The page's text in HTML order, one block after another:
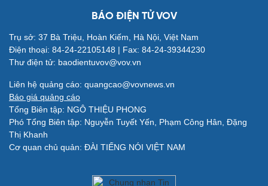
Âm nhạc
Giải trí
Nghệ sĩ
Thời trang
Du lịch
Săn Tour
BÁO ĐIỆN TỬ VOV
Trụ sở: 37 Bà Triệu, Hoàn Kiếm, Hà Nội, Việt Nam
Điện thoại: 84-24-22105148 | Fax: 84-24-39344230
Thư điện tử: baodientuvov@vov.vn
Liên hệ quảng cáo: quangcao@vovnews.vn
Báo giá quảng cáo
Tổng Biên tập: NGÔ THIỆU PHONG
Phó Tổng Biên tập: Nguyễn Tuyết Yến, Phạm Công Hân, Đặng
Thị Khanh
Cơ quan chủ quản: ĐÀI TIẾNG NÓI VIỆT NAM